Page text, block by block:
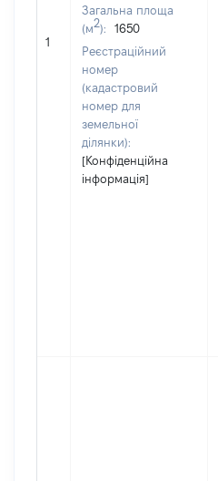
1
Загальна площа
(м2):
1650
Реєстраційний
номер
(кадастровий
номер для
земельної
ділянки):
[Конфіденційна
інформація]